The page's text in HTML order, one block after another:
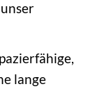
lange